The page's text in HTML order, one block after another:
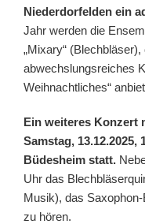
Niederdorfelden ein
Jahr werden die
„Mixary“ (Blechbläser),
abwechslungsreiches
Weihnachtliches“
Ein weiteres Konzert
Samstag, 13.12.2025,
Büdesheim statt.
Uhr das
Musik), das
zu hören.